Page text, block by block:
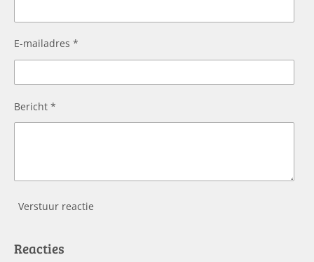
E-mailadres *
Bericht *
Verstuur reactie
Reacties